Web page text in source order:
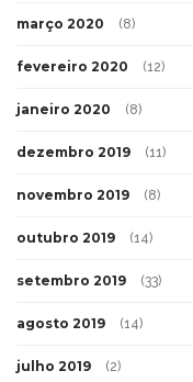
março 2020 (8)
fevereiro 2020 (12)
janeiro 2020 (8)
dezembro 2019 (11)
novembro 2019 (8)
outubro 2019 (14)
setembro 2019 (33)
agosto 2019 (14)
julho 2019 (2)